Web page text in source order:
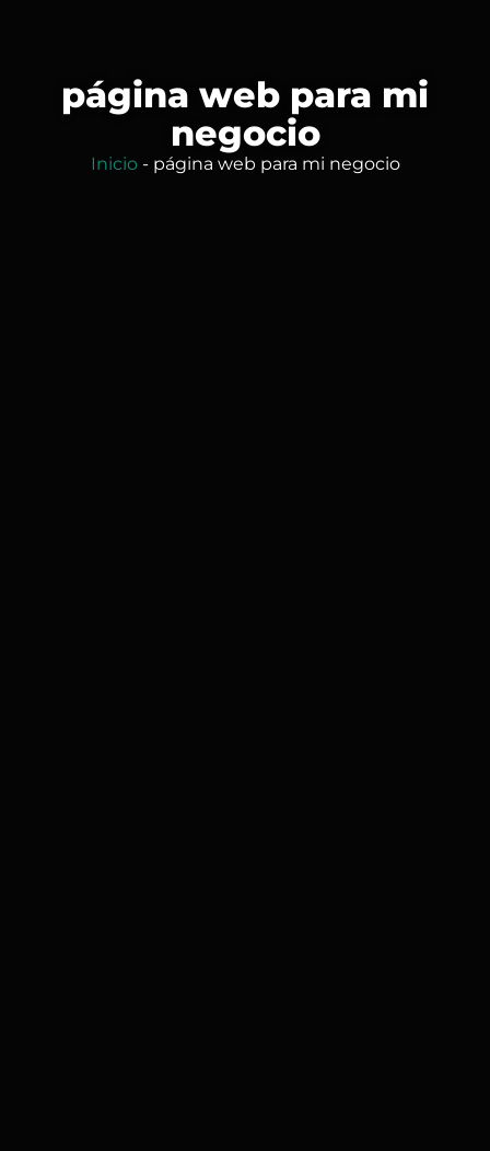
página web para mi
negocio
Inicio- página web para mi negocio